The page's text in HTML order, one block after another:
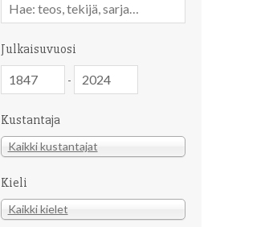
sanahaku
Julkaisuvuosi
-
Kustantaja
Kustantaja
Kaikki kustantajat
Kieli
Kieli
Kaikki kielet